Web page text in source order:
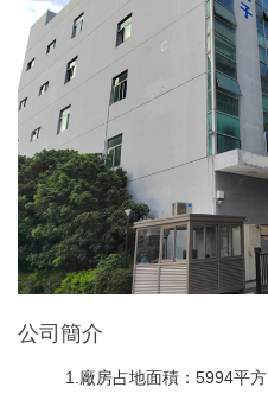
公司簡介
1.廠房占地面積：5994平方